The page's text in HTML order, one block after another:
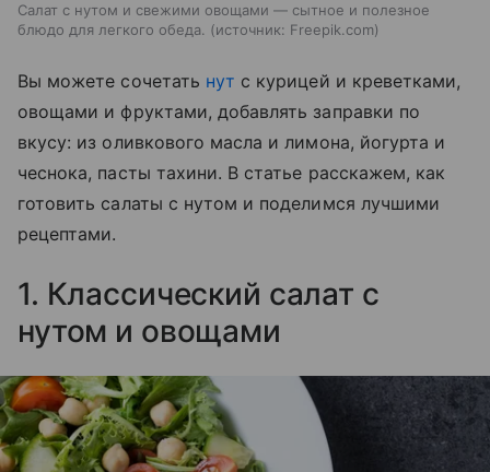
Салат с нутом и свежими овощами — сытное и полезное
блюдо для легкого обеда.
источник: Freepik.com
Вы можете сочетать нут с курицей и креветками,
овощами и фруктами, добавлять заправки по
вкусу: из оливкового масла и лимона, йогурта и
чеснока, пасты тахини. В статье расскажем, как
готовить салаты с нутом и поделимся лучшими
рецептами.
1. Классический салат с
нутом и овощами